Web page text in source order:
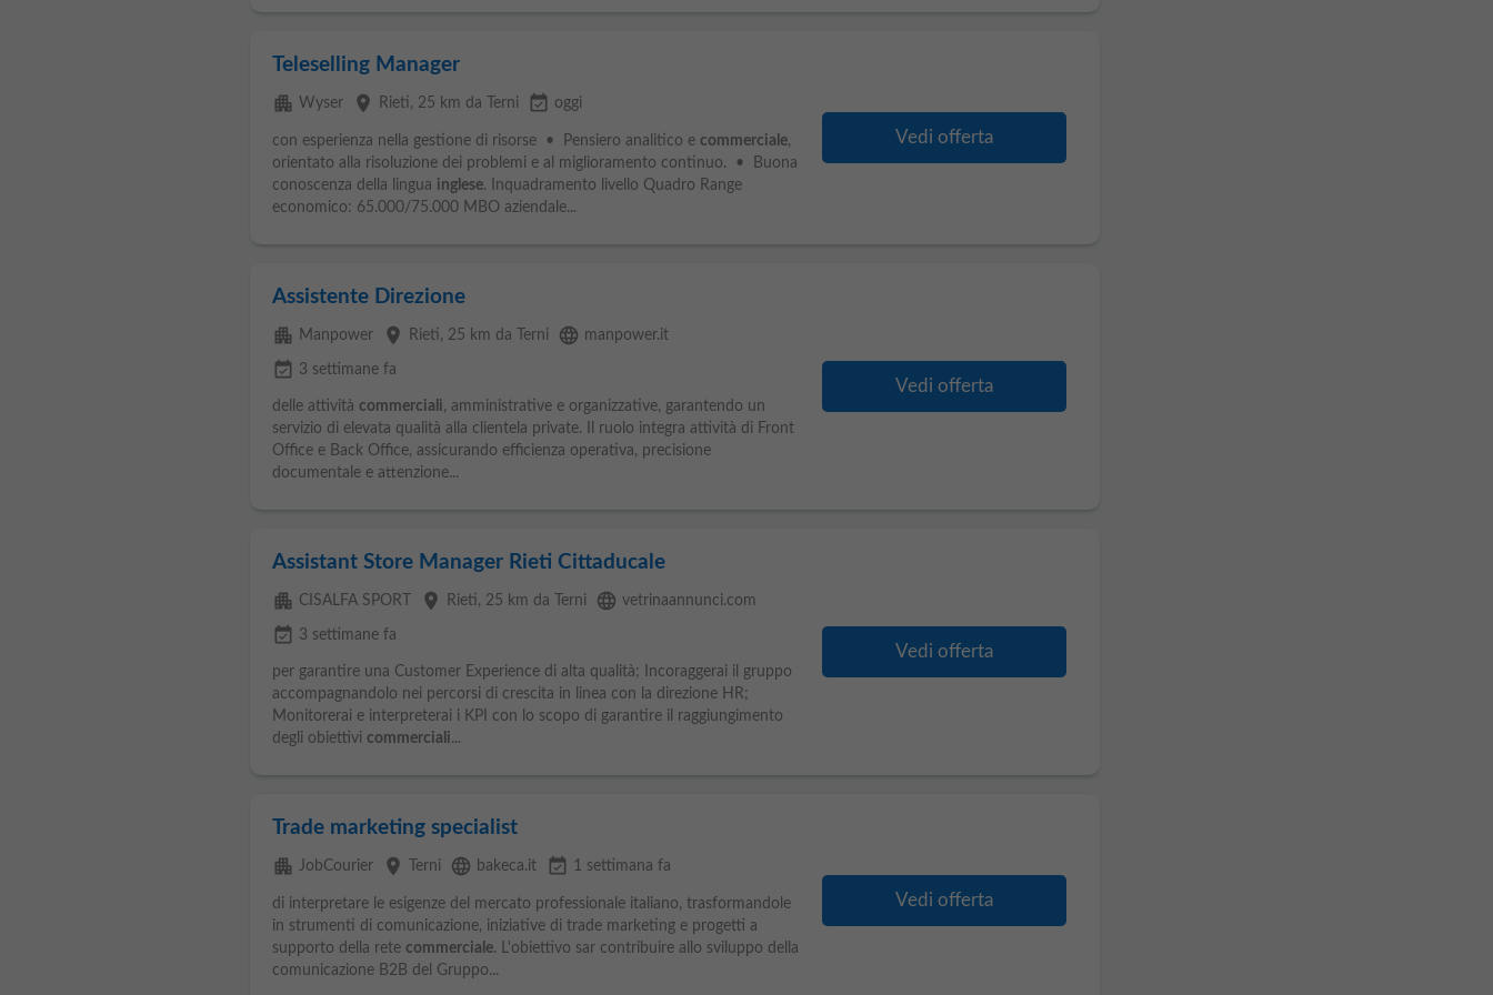
Teleselling Manager
apartment Wyser place Rieti, 25 km da Terni event_available oggi
con esperienza nella gestione di risorse • Pensiero analitico e commerciale,
orientato alla risoluzione dei problemi e al miglioramento continuo. • Buona
conoscenza della lingua inglese. Inquadramento livello Quadro Range
economico: 65.000/75.000 MBO aziendale...
Vedi offerta
Assistente Direzione
apartment Manpower place Rieti, 25 km da Terni language manpower.it
event_available 3 settimane fa
delle attività commerciali, amministrative e organizzative, garantendo un
servizio di elevata qualità alla clientela private. Il ruolo integra attività di Front
Office e Back Office, assicurando efficienza operativa, precisione
documentale e attenzione...
Vedi offerta
Assistant Store Manager Rieti Cittaducale
apartment CISALFA SPORT place Rieti, 25 km da Terni language vetrinaannunci.com
event_available 3 settimane fa
per garantire una Customer Experience di alta qualità; Incoraggerai il gruppo
accompagnandolo nei percorsi di crescita in linea con la direzione HR;
Monitorerai e interpreterai i KPI con lo scopo di garantire il raggiungimento
degli obiettivi commerciali...
Vedi offerta
Trade marketing specialist
apartment JobCourier place Terni language bakeca.it event_available 1 settimana fa
di interpretare le esigenze del mercato professionale italiano, trasformandole
in strumenti di comunicazione, iniziative di trade marketing e progetti a
supporto della rete commerciale. L'obiettivo sar contribuire allo sviluppo della
comunicazione B2B del Gruppo...
Vedi offerta